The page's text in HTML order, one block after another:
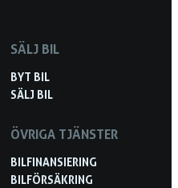
SÄLJ BIL
BYT BIL
SÄLJ BIL
ÖVRIGA TJÄNSTER
BILFINANSIERING
BILFÖRSÄKRING